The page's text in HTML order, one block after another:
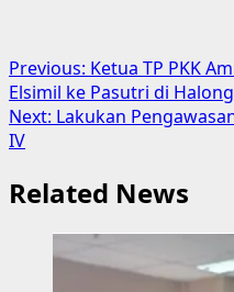
Post
navigation
Previous: Ketua TP PKK
Elsimil ke Pasutri di Halong
Next: Lakukan
IV
Related News